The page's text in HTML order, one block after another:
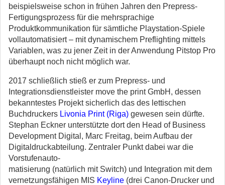
beispielsweise schon in frühen Jahren den Prepress-
Fertigungsprozess für die mehrsprachige
Produktkommunikation für sämtliche Playstation-Spiele
vollautomatisiert – mit dynamischem Preflighting mittels
Variablen, was zu jener Zeit in der Anwendung Pitstop Pro
überhaupt noch nicht möglich war.
2017 schließlich stieß er zum Prepress- und
Integrationsdienstleister move the print GmbH, dessen
bekanntestes Projekt sicherlich das des lettischen
Buchdruckers Livonia Print (Riga) gewesen sein dürfte.
Stephan Eckner unterstützte dort den Head of Business
Development Digital, Marc Freitag, beim Aufbau der
Digitaldruckabteilung. Zentraler Punkt dabei war die
Vorstufenauto-
matisierung (natürlich mit Switch) und Integration mit dem
vernetzungsfähigen MIS Keyline (drei Canon-Drucker und